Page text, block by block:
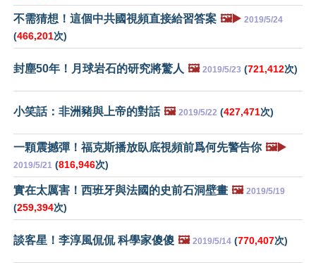
不需猜想！這個中共國視頻直接給習答案 🖼️▶️ 2019/5/24
(466,201次)
封塵50年！月球岩石的研究將驚人 🖼️ 2019/5/23 (721,412次)
小笑話：非洲豬與上帝的對話 🖼️ 2019/5/22 (427,471次)
一顆震撼彈！福克斯播放臥底視頻前爲何先警告你 🖼️▶️
2019/5/21 (816,946次)
實在太厲害！西班牙與法國的史前石洞壁畫 🖼️ 2019/5/19
(259,394次)
談客星！李淳風侃侃 科學家傻傻 🖼️ 2019/5/14 (770,407次)